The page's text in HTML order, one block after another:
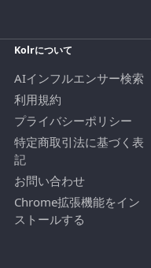
Kolrについて
AIインフルエンサー検索
利用規約
プライバシーポリシー
特定商取引法に基づく表
記
お問い合わせ
Chrome拡張機能をイン
ストールする